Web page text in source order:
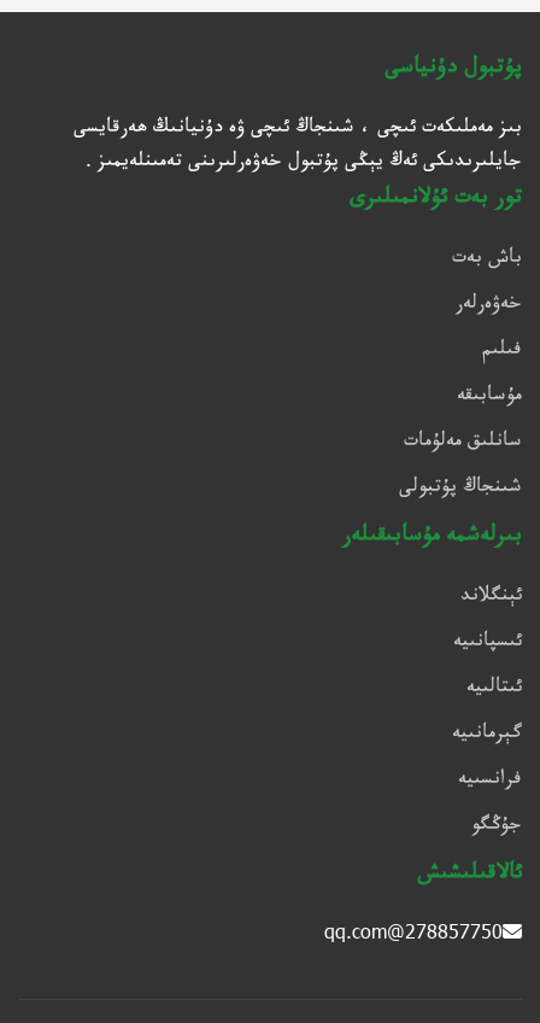
پۇتبول دۇنياسى
بىز مەملىكەت ئىچى ، شىنجاڭ ئىچى ۋە دۇنيانىڭ ھەرقايسى
جايلىرىدىكى ئەڭ يېڭى پۇتبول خەۋەرلىرىنى تەمىنلەيمىز .
تور بەت ئۇلانمىلىرى
باش بەت
خەۋەرلەر
فىلىم
مۇسابىقە
سانلىق مەلۇمات
شىنجاڭ پۇتبولى
بىرلەشمە مۇسابىقىلەر
ئېنگلاند
ئىسپانىيە
ئىتالىيە
گېرمانىيە
فرانسىيە
جۇڭگو
ئالاقىلىشىش
278857750@qq.com